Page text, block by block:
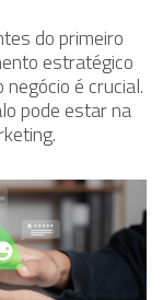
do primeiro
estratégico
é crucial.
pode estar na